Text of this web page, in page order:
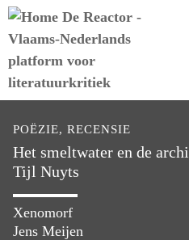
POËZIE, RECENSIE
Het smeltwater en de
Tijl Nuyts
Xenomorf
Jens Meijen